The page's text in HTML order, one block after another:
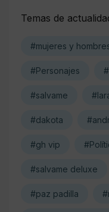
Temas de
#mujeres y
#Personajes
#salvame
#dakota
#gh vip
#salvame deluxe
#paz padilla